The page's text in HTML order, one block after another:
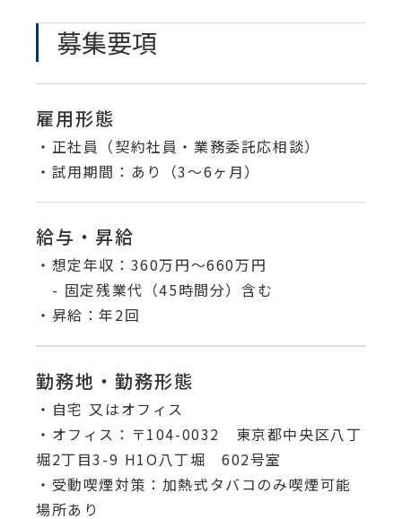
募集要項
雇用形態
・正社員（契約社員・業務委託応相談）
・試用期間：あり（3〜6ヶ月）
給与・昇給
・想定年収：360万円〜660万円
- 固定残業代（45時間分）含む
・昇給：年2回
勤務地・勤務形態
・自宅 又はオフィス
・オフィス：〒104-0032 東京都中央区八丁
堀2丁目3-9 H1O八丁堀 602号室
・受動喫煙対策：加熱式タバコのみ喫煙可能
場所あり